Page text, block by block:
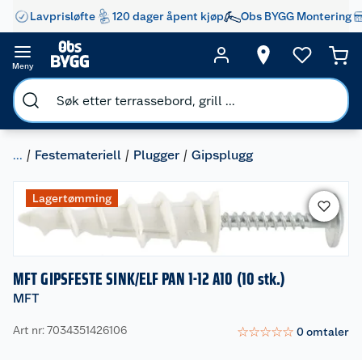
Lavprisløfte 120 dager åpent kjøp Obs BYGG Montering
Meny
... Festemateriell Plugger Gipsplugg
Lagertømming
MFT GIPSFESTE SINK/ELF PAN 1-12 A10 (10 stk.)
MFT
Art nr: 7034351426106 ☆☆☆☆☆ 0omtaler